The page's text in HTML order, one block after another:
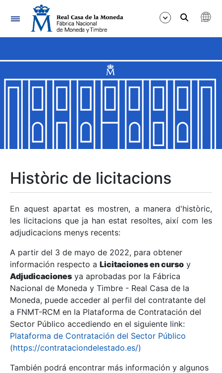
Navegació
Mostra/Amaga
Mostra/Amaga
Mostra/Amaga
Mostra/Amaga
Mostra/Amaga
Històric de licitacions
En aquest apartat es mostren, a manera d'històric,
les licitacions que ja han estat resoltes, així com les
adjudicacions menys recents:
A partir del 3 de mayo de 2022, para obtener
información respecto a Licitaciones en curso y
Adjudicaciones ya aprobadas por la Fábrica
Nacional de Moneda y Timbre - Real Casa de la
Moneda, puede acceder al perfil del contratante del
a FNMT-RCM en la Plataforma de Contratación del
Sector Público accediendo en el siguiente link:
Plataforma de Contratación del Sector Público
(https://contrataciondelestado.es/)
También podrá encontrar más información y algunos